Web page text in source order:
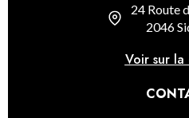
24 Route
2046
Voir sur la